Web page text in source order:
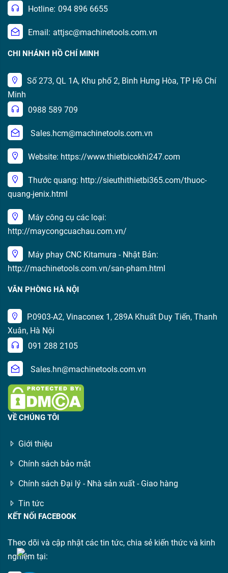
Hotline: 094 896 6655
Email: attjsc@machinetools.com.vn
CHI NHÁNH HỒ CHÍ MINH
Số 273, QL 1A, Khu phố 2, Bình Hưng Hòa, TP Hồ Chí
Minh
0988 589 709
Sales.hcm@machinetools.com.vn
Website: https://www.thietbicokhi247.com
Thước quang: http://sieuthithietbi365.com/thuoc-
quang-jenix.html
Máy công cụ các loại:
http://maycongcuachau.com.vn/
Máy phay CNC Kitamura - Nhật Bản:
http://machinetools.com.vn/san-pham.html
VĂN PHÒNG HÀ NỘI
P.0903-A2, Vinaconex 1, 289A Khuất Duy Tiến, Thanh
Xuân, Hà Nội
091 288 2105
Sales.hn@machinetools.com.vn
VỀ CHÚNG TÔI
Giới thiệu
Chính sách bảo mật
Chính sách Đại lý - Nhà sản xuất - Giao hàng
Tin tức
KẾT NỐI FACEBOOK
Theo dõi và cập nhật các tin tức, chia sẻ kiến thức và kinh
nghiệm tại: